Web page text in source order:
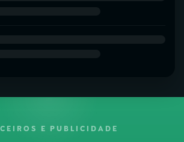
E PUBLICIDADE